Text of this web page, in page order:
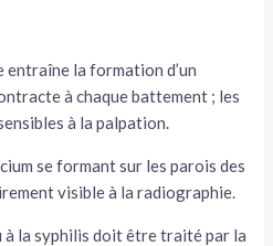
entraîne la formation d’un
à chaque battement ; les
à la palpation.
se formant sur les parois des
visible à la radiographie.
à la syphi­lis doit être traité par la